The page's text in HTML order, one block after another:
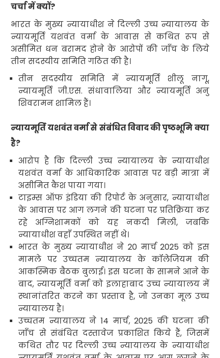
चर्चा में क्यों?
भारत के मुख्य न्यायाधीश ने दिल्ली उच्च न्यायालय के
न्यायमूर्ति यशवंत वर्मा के आवास से कथित रूप से
असीमित धन बरामद होने के आरोपों की जाँच के लिये
तीन सदस्यीय समिति गठित की है।
तीन सदस्यीय समिति में न्यायमूर्ति शीलू नागू,
न्यायमूर्ति जी.एस. संधावालिया और न्यायमूर्ति अनु
शिवरामन शामिल हैं।
न्यायमूर्ति यशवंत वर्मा से संबंधित विवाद की पृष्ठभूमि क्या
है?
आरोप है कि दिल्ली उच्च न्यायालय के न्यायाधीश
यशवंत वर्मा के आधिकारिक आवास पर बड़ी मात्रा में
असीमित कैश पाया गया।
टाइम्स ऑफ इंडिया की रिपोर्ट के अनुसार, न्यायाधीश
के आवास पर आग लगने की घटना पर प्रतिक्रिया कर
रहे अग्निशामकों को यह नकदी मिली, जबकि
न्यायाधीश वहाँ उपस्थित नहीं थे।
भारत के मुख्य न्यायाधीश ने 20 मार्च 2025 को इस
मामले पर उच्चतम न्यायालय के कॉलेजियम की
आकस्मिक बैठक बुलाई। इस घटना के सामने आने के
बाद, न्यायमूर्ति वर्मा को इलाहाबाद उच्च न्यायालय में
स्थानांतरित करने का प्रस्ताव है, जो उनका मूल उच्च
न्यायालय है।
उच्चतम न्यायालय ने 14 मार्च, 2025 की घटना की
जाँच से संबंधित दस्तावेज प्रकाशित किये हैं, जिसमें
कथित तौर पर दिल्ली उच्च न्यायालय के न्यायाधीश